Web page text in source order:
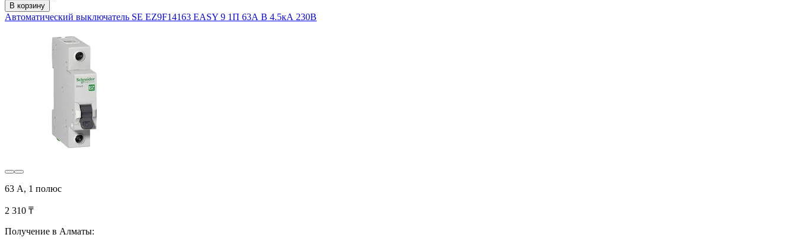
В корзину
Автоматический выключатель SE EZ9F14163 EASY 9 1П 63А В 4.5кА 230В
63 А, 1 полюс
2 310 ₸
Получение в Алматы: